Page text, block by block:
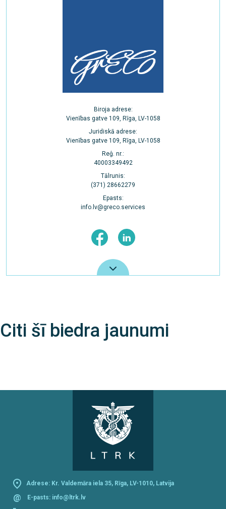
Biroja adrese:
Vienības gatve 109, Rīga, LV-1058
Juridiskā adrese:
Vienības gatve 109, Rīga, LV-1058
Reģ. nr.:
40003349492
Tālrunis:
(371) 28662279
Epasts:
info.lv@greco.services
Citi šī biedra jaunumi
Adrese: Kr. Valdemāra iela 35, Rīga, LV-1010, Latvija
@ E-pasts: info@ltrk.lv